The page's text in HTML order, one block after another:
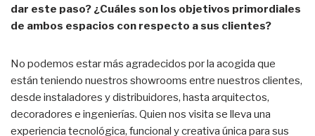
dar este paso? ¿Cuáles son los objetivos primordiales
de ambos espacios con respecto a sus clientes?
No podemos estar más agradecidos por la acogida que
están teniendo nuestros showrooms entre nuestros clientes,
desde instaladores y distribuidores, hasta arquitectos,
decoradores e ingenierías. Quien nos visita se lleva una
experiencia tecnológica, funcional y creativa única para sus